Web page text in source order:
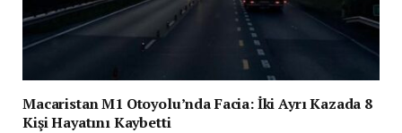
Macaristan M1 Otoyolu’nda Facia: İki Ayrı Kazada 8
Kişi Hayatını Kaybetti